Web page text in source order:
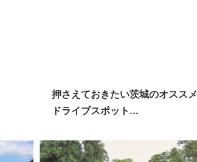
押さえておきたい茨城のオススメ
ドライブスポット...